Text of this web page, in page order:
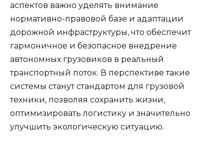
аспектов важно уделять внимание
нормативно-правовой базе и адаптации
дорожной инфраструктуры, что обеспечит
гармоничное и безопасное внедрение
автономных грузовиков в реальный
транспортный поток. В перспективе такие
системы станут стандартом для грузовой
техники, позволяя сохранить жизни,
оптимизировать логистику и значительно
улучшить экологическую ситуацию.